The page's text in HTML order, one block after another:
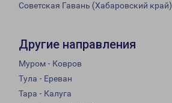
Советская Гавань (Хабаровский край)
Другие направления
Муром - Ковров
Тула - Ереван
Тара - Калуга